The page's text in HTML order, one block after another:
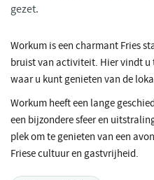
gezet.
Workum is een charmant Fries
bruist van activiteit. Hier vindt u
waar u kunt genieten van de
Workum heeft een lange
een bijzondere sfeer en
plek om te genieten van een
Friese cultuur en gastvrijheid.